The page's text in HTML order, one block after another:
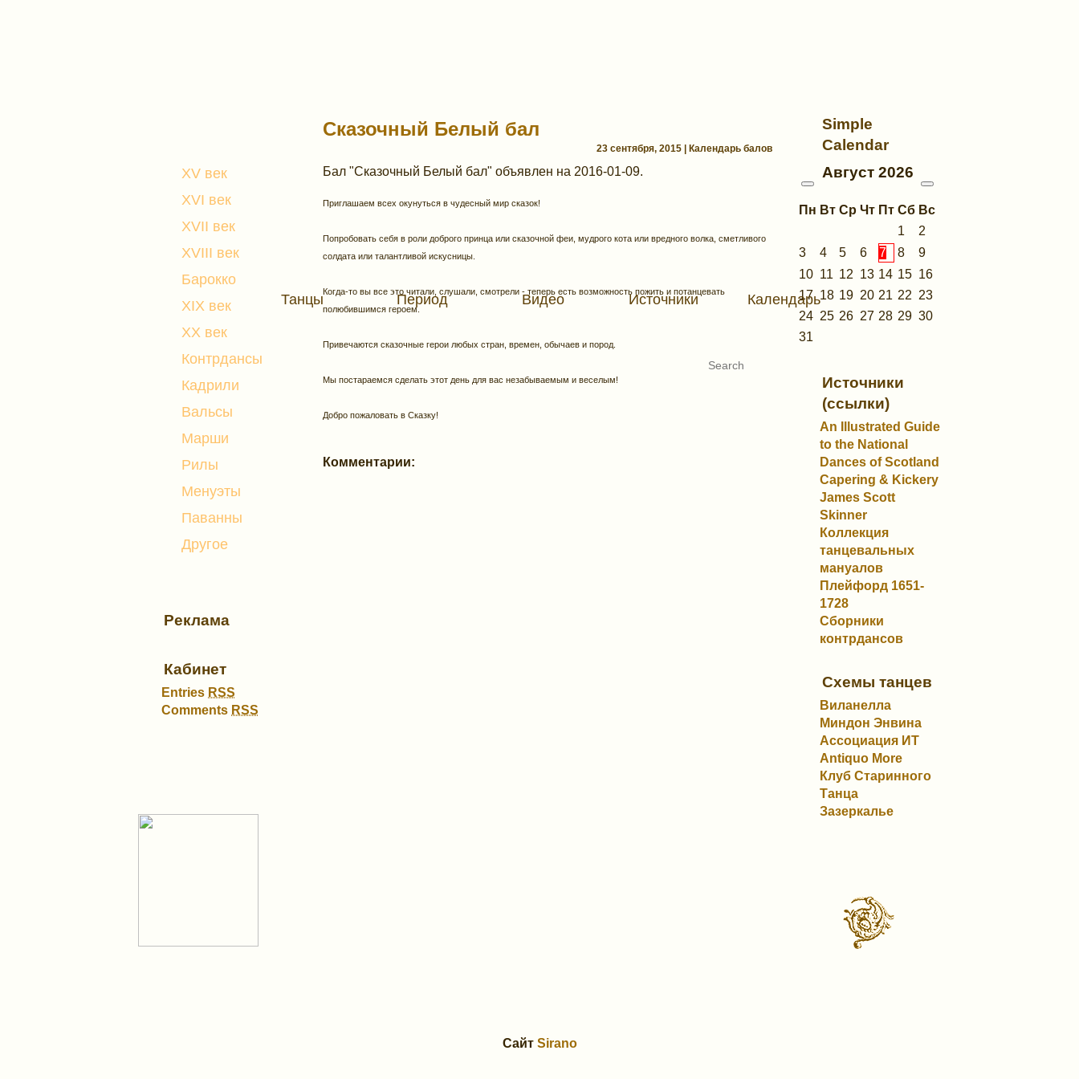
Танцы Период Видео Источники Календарь
XV век
XVI век
XVII век
XVIII век
Барокко
XIX век
XX век
Контрдансы
Кадрили
Вальсы
Марши
Рилы
Менуэты
Паванны
Другое
Реклама
Кабинет
Entries RSS
Comments RSS
Сказочный Белый бал
23 сентября, 2015 | Календарь балов
Бал "Сказочный Белый бал" объявлен на 2016-01-09.
Приглашаем всех окунуться в чудесный мир сказок!
Попробовать себя в роли доброго принца или сказочной феи, мудрого кота или вредного волка, сметливого
солдата или талантливой искусницы.
Когда-то вы все это читали, слушали, смотрели - теперь есть возможность пожить и потанцевать
полюбившимся героем.
Привечаются сказочные герои любых стран, времен, обычаев и пород.
Мы постараемся сделать этот день для вас незабываемым и веселым!
Добро пожаловать в Сказку!
Комментарии:
Simple
Calendar
Август 2026
Пн Вт Ср Чт Пт Сб Вс
1
2
3
4 5 6 7 8
9
10 11 12 13 14 15 16
17 18 19 20 21 22 23
24 25 26 27 28 29 30
31
Источники
(ссылки)
An Illustrated Guide
to the National
Dances of Scotland
Capering & Kickery
James Scott
Skinner
Коллекция
танцевальных
мануалов
Плейфорд 1651-
1728
Сборники
контрдансов
Схемы танцев
Виланелла
Миндон Энвина
Ассоциация ИТ
Antiquo More
Клуб Старинного
Танца
Зазеркалье
Сайт Sirano